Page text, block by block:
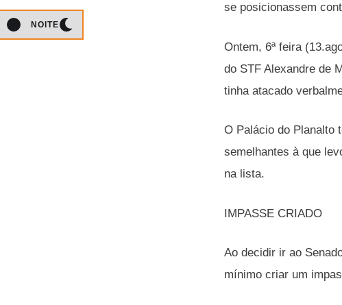
NOITE
se posicionassem
Ontem, 6ª feira
do STF Alexandre de
tinha atacado
O Palácio do Planalto
semelhantes à que
na lista.
IMPASSE CRIADO
Ao decidir ir ao
mínimo criar um